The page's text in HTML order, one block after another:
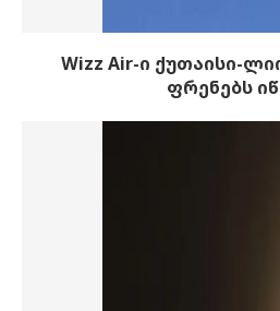
Wizz Air-ი ქუთაისი-
ფრენებს